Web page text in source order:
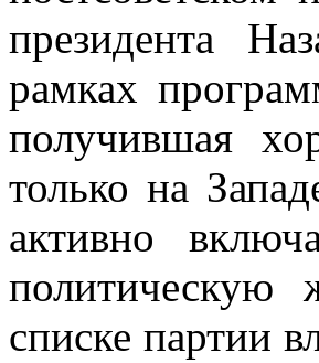
президента
рамках
получившая
только на
активно
политическую
списке партии